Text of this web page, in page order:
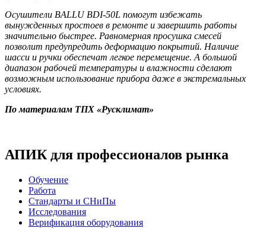
Осушители BALLU BDI-50L помогут избежать
вынужденных простоев в ремонте и завершить работы
значительно быстрее. Равномерная просушка смесей
позволит предупредить деформацию покрытий. Наличие
шасси и ручки обеспечат легкое перемещение. А большой
диапазон рабочей температуры и влажности сделают
возможным использование прибора даже в экстремальных
условиях.
По материалам ТПХ «Русклимат»
АПИК для профессионалов рынка
Обучение
Работа
Стандарты и СНиПы
Исследования
Верификация оборудования